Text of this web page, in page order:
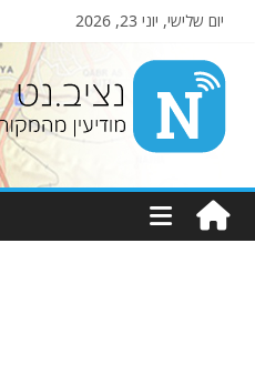
יום שלישי, יוני 23, 2026
Nziv.net
מודיעין
מהמקורות